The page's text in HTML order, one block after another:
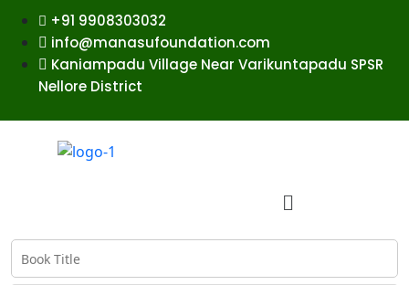
+91 9908303032
info@manasufoundation.com
Kaniampadu Village Near Varikuntapadu SPSR
Nellore District